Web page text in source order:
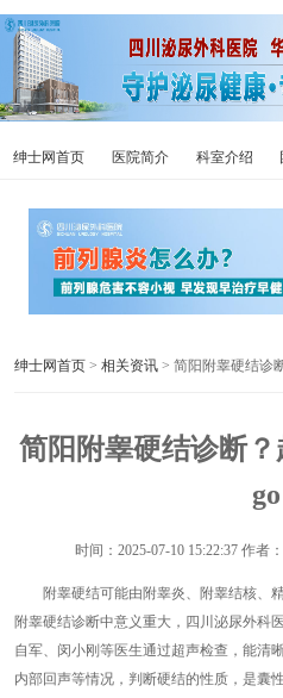
绅士网首页 医院简介 科室介绍
绅士网首页 > 相关资讯 > 简阳附睾硬结诊
简阳附睾硬结诊断
go
时间： 2025-07-10 15:22:37作者：
附睾硬结可能由附睾炎、附睾结核、
附睾硬结诊断中意义重大，四川泌尿外科
自军、闵小刚等医生通过超声检查，能清
内部回声等情况，判断硬结的性质，是囊